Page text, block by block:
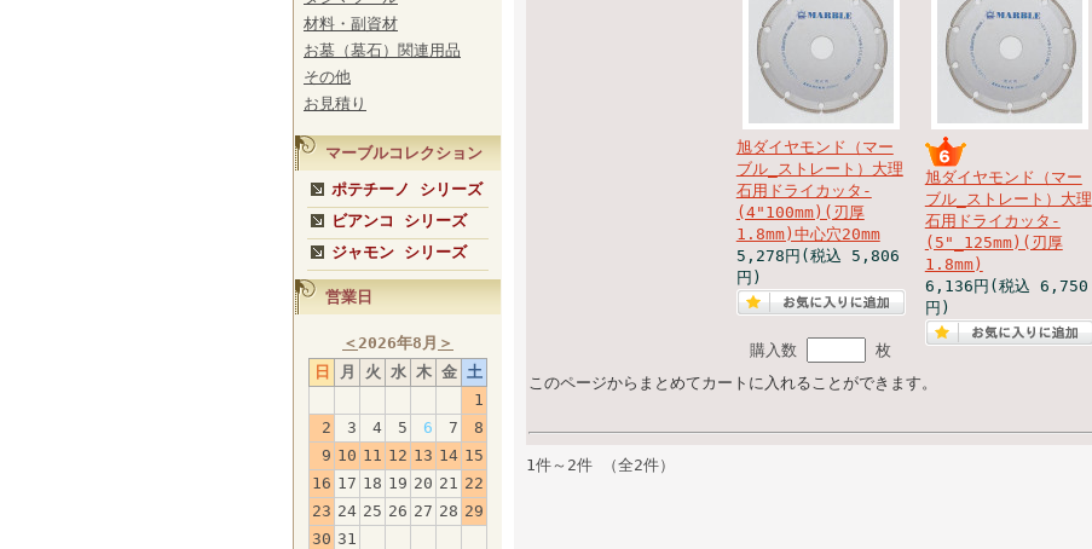
材料・副資材
お墓（墓石）関連用品
その他
お見積り
マーブルコレクション
ポテチーノ シリーズ
ビアンコ シリーズ
ジャモン シリーズ
営業日
＜2026年8月 ＞
日
月 火 水 木 金 土
1
2
3 4 5 6 7
8
9 10 11 12 13 14 15
16 17 18 19 20 21 22
23 24 25 26 27 28 29
30 31
旭ダイヤモンド（マー
ブル_ストレート）大理
石用ドライカッタ‐
(4"100mm)(刃厚
1.8mm)中心穴20mm
5,278円 (税込 5,806
円)
購入数 枚
旭ダイヤモンド（マー
ブル_ストレート）大理
石用ドライカッタ‐
(5"_125mm)(刃厚
1.8mm)
6,136円 (税込 6,750
円)
このページからまとめてカートに入れることができます。
1件～2件 （全2件）